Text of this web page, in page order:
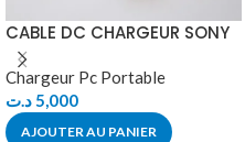
CABLE DC CHARGEUR SONY
Chargeur Pc Portable
5,000د.ت
AJOUTER AU PANIER